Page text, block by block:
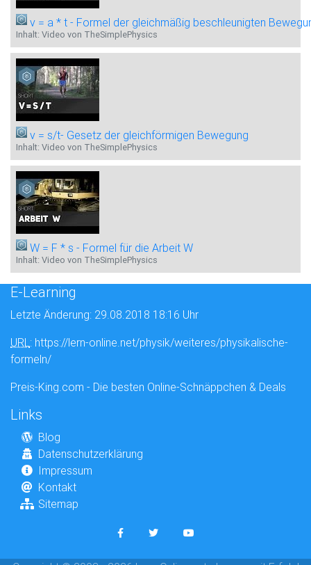
v = a * t - Formel der gleichmäßig beschleunigten
Inhalt: Video von TheSimplePhysics
v = s/t- Gesetz der gleichförmigen Bewegung
Inhalt: Video von TheSimplePhysics
W = F * s - Formel für die Arbeit W
Inhalt: Video von TheSimplePhysics
E-Learning
Letzte Änderung: 29.08.2018 18:16 Uhr
URL: https://lern-online.net/physik/weiteres/physikalische-
formeln/
Preis-King.com - Die besten Online-Schnäppchen & Deals
Links
Blog
Datenschutzerklärung
Impressum
Kontakt
Sitemap